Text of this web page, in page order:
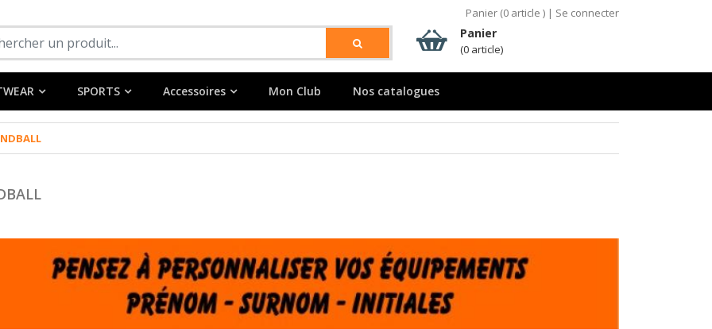
Panier (0 article ) | Se connecter
Panier
(0 article)
SPORTS Accessoires Mon Club Nos catalogues